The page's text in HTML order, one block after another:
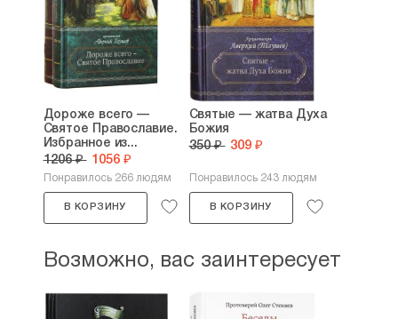
Дороже всего —
Святое Православие.
Избранное из...
1206 ₽ 1056 ₽
Понравилось 266 людям
В КОРЗИНУ
Святые — жатва Духа
Божия
350 ₽ 309 ₽
Понравилось 243 людям
В КОРЗИНУ
Возможно, вас заинтересует